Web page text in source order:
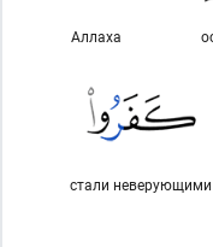
Аллаха
стали неверующими